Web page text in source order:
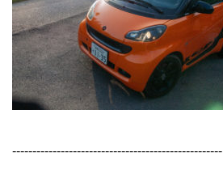
----------------------------------------------------